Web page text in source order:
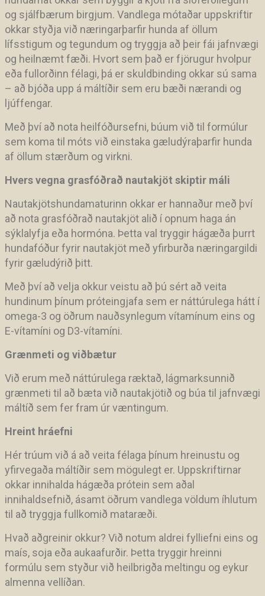
og sjálfbærum birgjum. Vandlega mótaðar uppskriftir
okkar styðja við næringarþarfir hunda af öllum
lífsstigum og tegundum og tryggja að þeir fái jafnvægi
og heilnæmt fæði. Hvort sem það er fjörugur hvolpur
eða fullorðinn félagi, þá er skuldbinding okkar sú sama
– að bjóða upp á máltíðir sem eru bæði nærandi og
ljúffengar.
Með því að nota heilfóðursefni, búum við til formúlur
sem koma til móts við einstaka gæludýraþarfir hunda
af öllum stærðum og virkni.
Hvers vegna grasfóðrað nautakjöt skiptir máli
Nautakjötshundamaturinn okkar er hannaður með því
að nota grasfóðrað nautakjöt alið í opnum haga án
sýklalyfja eða hormóna. Þetta val tryggir hágæða þurrt
hundafóður fyrir nautakjöt með yfirburða næringargildi
fyrir gæludýrið þitt.
Með því að velja okkur veistu að þú sért að veita
hundinum þínum próteingjafa sem er náttúrulega hátt í
omega-3 og öðrum nauðsynlegum vítamínum eins og
E-vítamíni og D3-vítamíni.
Grænmeti og viðbætur
Við erum með náttúrulega ræktað, lágmarksunnið
grænmeti til að bæta við nautakjötið og búa til jafnvægi
máltíð sem fer fram úr væntingum.
Hreint hráefni
Hér trúum við á að veita félaga þínum hreinustu og
yfirvegaða máltíðir sem mögulegt er. Uppskriftirnar
okkar innihalda hágæða prótein sem aðal
innihaldsefnið, ásamt öðrum vandlega völdum íhlutum
til að tryggja fullkomið mataræði.
Hvað aðgreinir okkur? Við notum aldrei fylliefni eins og
maís, soja eða aukaafurðir. Þetta tryggir hreinni
formúlu sem styður við heilbrigða meltingu og eykur
almenna vellíðan.